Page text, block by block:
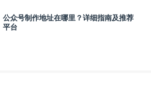
公众号制作地址在哪里？详细指南及推荐
平台